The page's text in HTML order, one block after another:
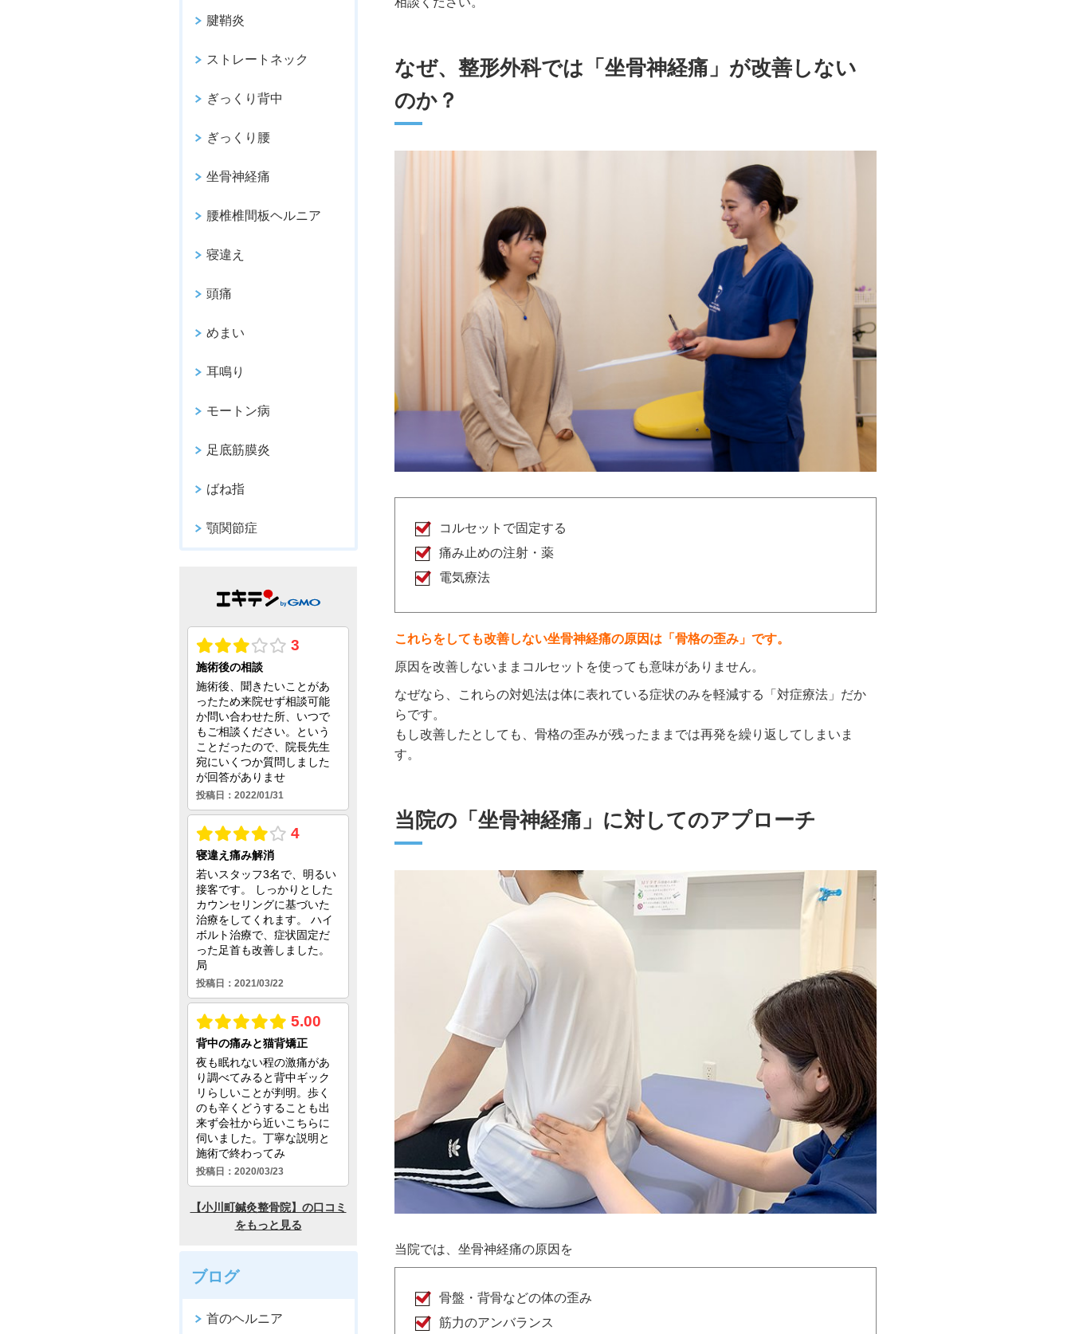
なぜ、整形外科では「坐骨神経痛」が改善しない
のか？
コルセットで固定する
痛み止めの注射・薬
電気療法
これらをしても改善しない坐骨神経痛の原因は「骨格の歪み」です。
原因を改善しないままコルセットを使っても意味がありません。
なぜなら、これらの対処法は体に表れている症状のみを軽減する「対症療法」だか
らです。
もし改善したとしても、骨格の歪みが残ったままでは再発を繰り返してしまいま
す。
当院の「坐骨神経痛」に対してのアプローチ
当院では、坐骨神経痛の原因を
骨盤・背骨などの体の歪み
筋力のアンバランス
腱鞘炎
ストレートネック
ぎっくり背中
ぎっくり腰
坐骨神経痛
腰椎椎間板ヘルニア
寝違え
頭痛
めまい
耳鳴り
モートン病
足底筋膜炎
ばね指
顎関節症
ブログ
首のヘルニア